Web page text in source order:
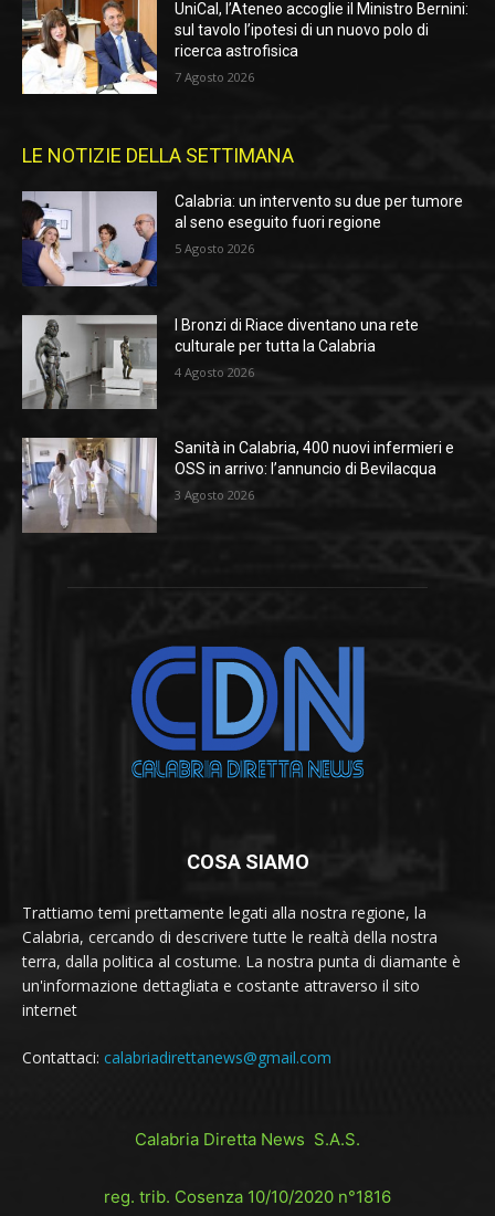
UniCal, l’Ateneo accoglie il Ministro Bernini:
sul tavolo l’ipotesi di un nuovo polo di
ricerca astrofisica
7 Agosto 2026
LE NOTIZIE DELLA SETTIMANA
Calabria: un intervento su due per tumore
al seno eseguito fuori regione
5 Agosto 2026
I Bronzi di Riace diventano una rete
culturale per tutta la Calabria
4 Agosto 2026
Sanità in Calabria, 400 nuovi infermieri e
OSS in arrivo: l’annuncio di Bevilacqua
3 Agosto 2026
COSA SIAMO
Trattiamo temi prettamente legati alla nostra regione, la
Calabria, cercando di descrivere tutte le realtà della nostra
terra, dalla politica al costume. La nostra punta di diamante è
un'informazione dettagliata e costante attraverso il sito
internet
Contattaci: calabriadirettanews@gmail.com
Calabria Diretta News S.A.S.
reg. trib. Cosenza 10/10/2020 n°1816